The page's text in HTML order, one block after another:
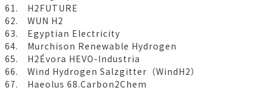
61. H2FUTURE
62. WUN H2
63. Egyptian Electricity
64. Murchison Renewable Hydrogen
65. H2Évora HEVO-Industria
66. Wind Hydrogen Salzgitter（WindH2）
67. Haeolus 68.Carbon2Chem